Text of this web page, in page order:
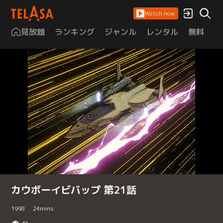
Watch now
見放題 ランキング ジャンル レンタル 無料
カウボーイビバップ 第21話
1998 24mins